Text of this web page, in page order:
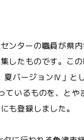
ンターの職員が県
したものです。こ
バージョンⅣ」と
ているものを、とや
も登録しました。